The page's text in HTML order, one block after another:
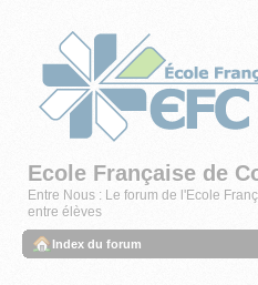
Ecole Française de
Entre Nous : Le forum de l'Ecole
entre élèves
Index du forum